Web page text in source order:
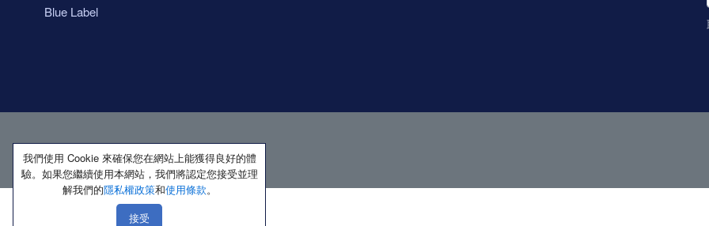
Blue Label
著作權所有 保留一切權利
我們使用 Cookie 來確保您在網站上能獲得良好的體
驗。如果您繼續使用本網站，我們將認定您接受並理
解我們的隱私權政策和使用條款。
接受